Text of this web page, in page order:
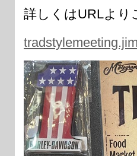
詳しくはURLより